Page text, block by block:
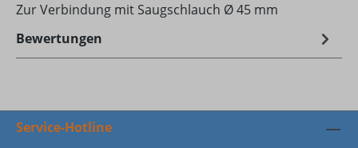
Zur Verbindung mit Saugschlauch Ø 45 mm
Bewertungen
Service-Hotline